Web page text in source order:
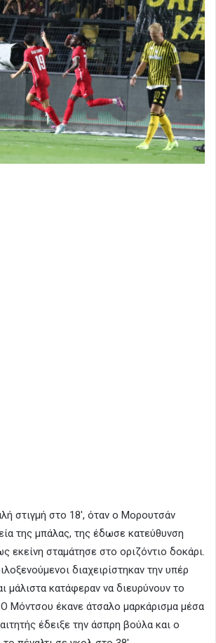
στιγμή στο 18′, όταν ο Μορουτσάν
της μπάλας, της έδωσε κατεύθυνση
εκείνη σταμάτησε στο οριζόντιο δοκάρι.
διαχειρίστηκαν την υπέρ
μάλιστα κατάφεραν να διευρύνουν το
Μόντσου έκανε άτσαλο μαρκάρισμα μέσα
έδειξε την άσπρη βούλα και ο